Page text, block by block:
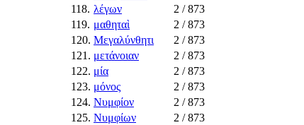
118. λέγων 2 / 873
119. μαθηταὶ 2 / 873
120. Μεγαλύνθητι 2 / 873
121. μετάνοιαν 2 / 873
122. μία 2 / 873
123. μόνος 2 / 873
124. Νυμφίον 2 / 873
125. Νυμφίων 2 / 873